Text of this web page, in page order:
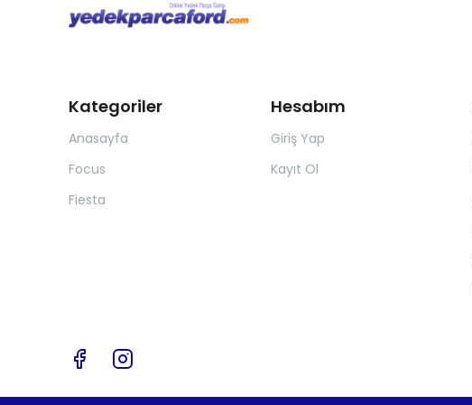
Kategoriler
Anasayfa
Focus
Fiesta
Hesabım
Giriş Yap
Kayıt Ol